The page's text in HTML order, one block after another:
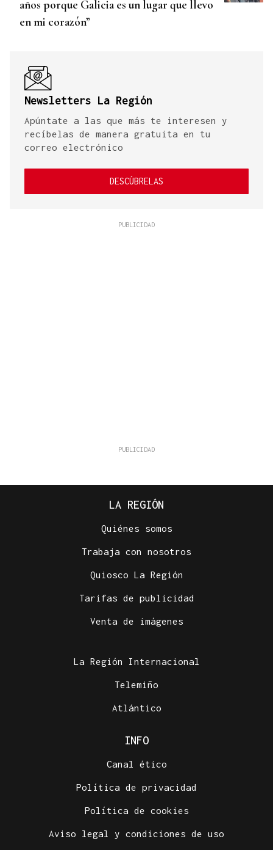
años porque Galicia es un lugar que llevo
en mi corazón”
Newsletters La Región
Apúntate a las que más te interesen y
recíbelas de manera gratuita en tu
correo electrónico
DESCÚBRELAS
LA REGIÓN
Quiénes somos
Trabaja con nosotros
Quiosco La Región
Tarifas de publicidad
Venta de imágenes
La Región Internacional
Telemiño
Atlántico
INFO
Canal ético
Política de privacidad
Política de cookies
Aviso legal y condiciones de uso